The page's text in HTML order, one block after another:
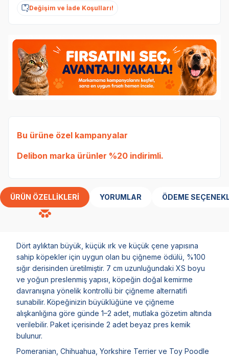
Değişim ve İade Koşulları!
Bu ürüne özel kampanyalar
Delibon marka ürünler %20 indirimli.
ÜRÜN ÖZELLIKLERI YORUMLAR ÖDEME
Dört aylıktan büyük, küçük ırk ve küçük çene yapısına
sahip köpekler için uygun olan bu çiğneme ödülü, %100
sığır derisinden üretilmiştir. 7 cm uzunluğundaki XS boyu
ve yoğun preslenmiş yapısı, köpeğin doğal kemirme
davranışına yönelik kontrollü bir çiğneme alternatifi
sunabilir. Köpeğinizin büyüklüğüne ve çiğneme
alışkanlığına göre günde 1–2 adet, mutlaka gözetim altında
verilebilir. Paket içerisinde 2 adet beyaz pres kemik
bulunur.
Pomeranian, Chihuahua, Yorkshire Terrier ve Toy Poodle